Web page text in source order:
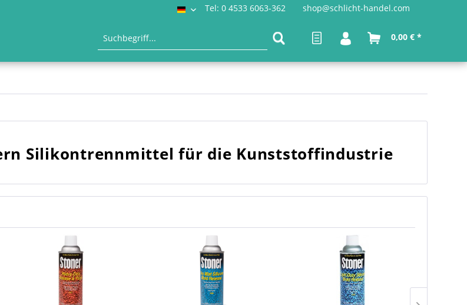
DE Tel: 0 4533 6063-362 shop@schlicht-handel.com
0,00 € *
Silikontrennmittel für die Kunststoffindustrie